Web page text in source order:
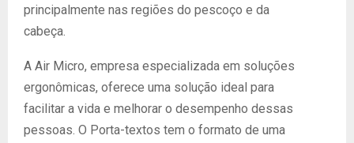
principalmente nas regiões do pescoço e da
cabeça.
A Air Micro, empresa especializada em soluções
ergonômicas, oferece uma solução ideal para
facilitar a vida e melhorar o desempenho dessas
pessoas. O Porta-textos tem o formato de uma